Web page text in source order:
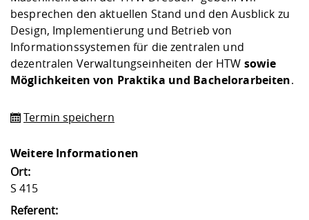
Vorbereitung
Checkliste zum
Studien- und
Studieren in
Lebenslagen
Career Service
Lehren,
Weiterbilden im
Formulare und
FIS -
Prototyping und
Gründung und
Kontakt &
Gremien und
Informatik/
Landbau/
Angebote für Unternehmen
Kontakt und Anfahrt
besprechen den aktuellen Stand und den Ausblick zu
Design, Implementierung und Betrieb von
Informationssystemen für die zentralen und
dezentralen Verwaltungseinheiten der HTW sowie
Möglichkeiten von Praktika und Bachelorarbeiten.
Termin speichern
Weitere Informationen
Ort:
S 415
Referent: